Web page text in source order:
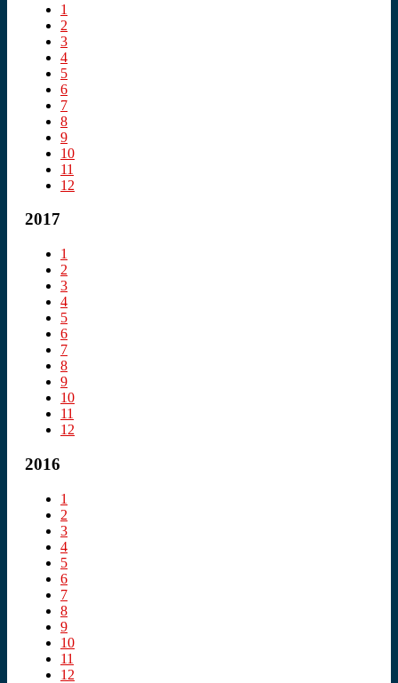
1
2
3
4
5
6
7
8
9
10
11
12
2017
1
2
3
4
5
6
7
8
9
10
11
12
2016
1
2
3
4
5
6
7
8
9
10
11
12